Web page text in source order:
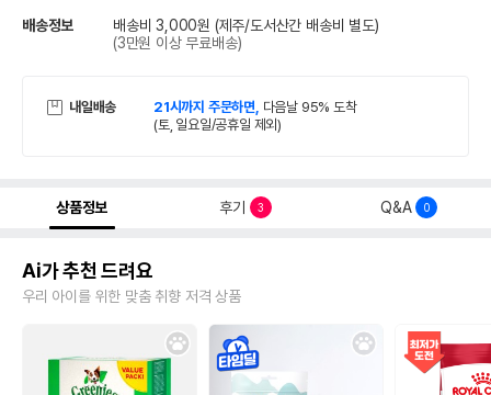
배송정보 배송비 3,000원 (제주/도서산간 배송비 별도)
(3만원 이상 무료배송)
내일배송 21시까지 주문하면, 다음날 95% 도착
(토, 일요일/공휴일 제외)
상품정보 후기 3 Q&A 0
Ai가 추천 드려요
우리 아이를 위한 맞춤 취향 저격 상품